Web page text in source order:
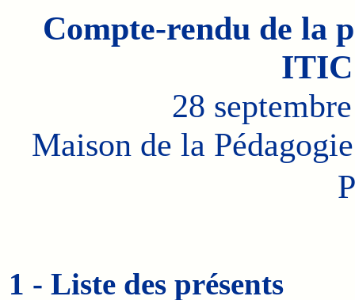
Compte-rendu de la
28
Maison de la
1 - Liste des présents